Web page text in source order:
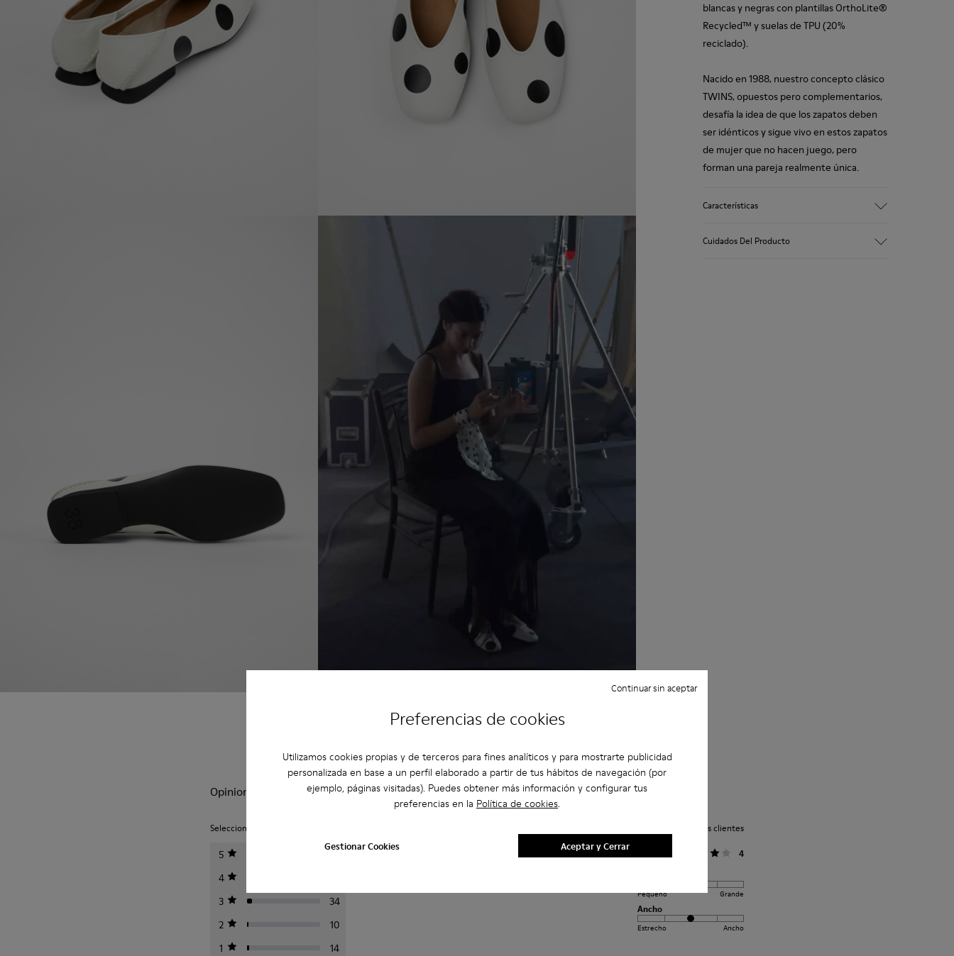
Preferencias de cookies
Utilizamos cookies propias y de terceros para fines analíticos y para mostrarte publicidad
personalizada en base a un perfil elaborado a partir de tus hábitos de navegación (por
ejemplo, páginas visitadas). Puedes obtener más información y configurar tus
preferencias en la Política de cookies.
Gestionar Cookies
Continuar sin aceptar
Aceptar y Cerrar
blancas y negras con plantillas OrthoLite®
Recycled™ y suelas de TPU (20%
reciclado).
Nacido en 1988, nuestro concepto clásico
TWINS, opuestos pero complementarios,
desafía la idea de que los zapatos deben
ser idénticos y sigue vivo en estos zapatos
de mujer que no hacen juego, pero
forman una pareja realmente única.
Características
Cuidados Del Producto
Opiniones de Twins
Seleccione una clasificación a continuación para filtrar las opiniones.
5
4
3
34
2
10
1
14
Valoración media de los clientes
4
Pequeño Grande
Ancho
Estrecho Ancho